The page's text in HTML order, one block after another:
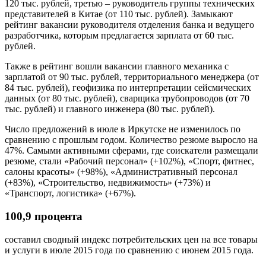
120 тыс. рублей, третью – руководитель группы технических
представителей в Китае (от 110 тыс. рублей). Замыкают
рейтинг вакансии руководителя отделения банка и ведущего
разработчика, которым предлагается зарплата от 60 тыс.
рублей.
Также в рейтинг вошли вакансии главного механика с
зарплатой от 90 тыс. рублей, территориального менеджера (от
84 тыс. рублей), геофизика по интерпретации сейсмических
данных (от 80 тыс. рублей), сварщика трубопроводов (от 70
тыс. рублей) и главного инженера (80 тыс. рублей).
Число предложений в июле в Иркутске не изменилось по
сравнению с прошлым годом. Количество резюме выросло на
47%. Самыми активными сферами, где соискатели размещали
резюме, стали «Рабочий персонал» (+102%), «Спорт, фитнес,
салоны красоты» (+98%), «Административный персонал
(+83%), «Строительство, недвижимость» (+73%) и
«Транспорт, логистика» (+67%).
100,9 процента
составил сводный индекс потребительских цен на все товары
и услуги в июле 2015 года по сравнению с июнем 2015 года.